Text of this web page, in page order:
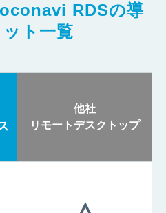
RDSの導
ト一覧
他社
リモートデスクトップ